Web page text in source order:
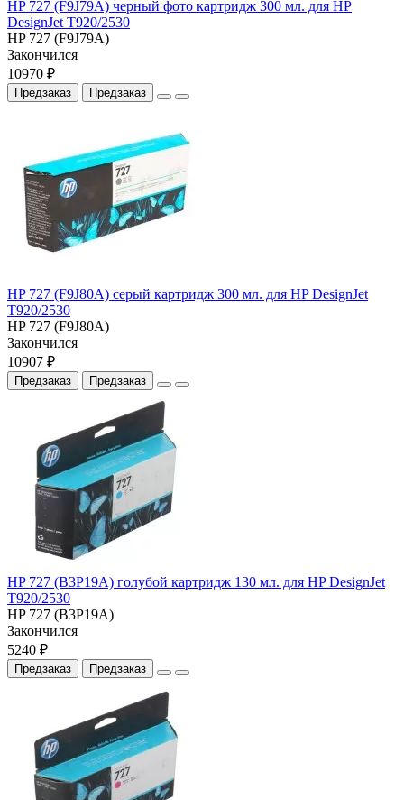
HP 727 (F9J79A) черный фото картридж 300 мл. для HP
DesignJet T920/2530
HP 727 (F9J79A)
Закончился
10970 ₽
Предзаказ Предзаказ
HP 727 (F9J80A) серый картридж 300 мл. для HP DesignJet
T920/2530
HP 727 (F9J80A)
Закончился
10907 ₽
Предзаказ Предзаказ
HP 727 (B3P19A) голубой картридж 130 мл. для HP DesignJet
T920/2530
HP 727 (B3P19A)
Закончился
5240 ₽
Предзаказ Предзаказ